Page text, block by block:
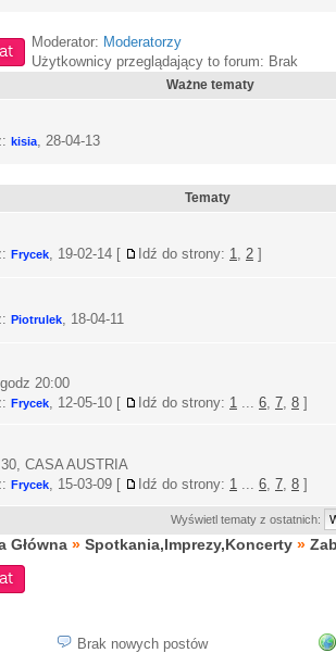
Moderator: Moderatorzy
Użytkownicy przeglądający to forum: Brak
Ważne tematy
kisia, 28-04-13
Tematy
Frycek, 19-02-14 [ Idź do strony: 1, 2 ]
Piotrulek, 18-04-11
20:00
Frycek, 12-05-10 [ Idź do strony: 1 ... 6, 7, 8 ]
CASA AUSTRIA
Frycek, 15-03-09 [ Idź do strony: 1 ... 6, 7, 8 ]
Wyświetl tematy z ostatnich:
Główna » Spotkania,Imprezy,Koncerty »
Brak nowych postów